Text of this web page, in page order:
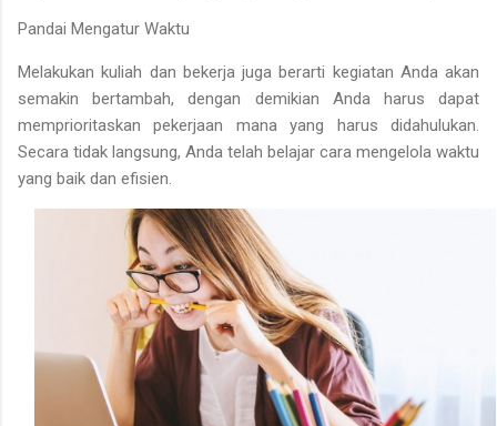
Pandai Mengatur Waktu
Melakukan kuliah dan bekerja juga berarti kegiatan Anda akan
semakin bertambah, dengan demikian Anda harus dapat
memprioritaskan pekerjaan mana yang harus didahulukan.
Secara tidak langsung, Anda telah belajar cara mengelola waktu
yang baik dan efisien.